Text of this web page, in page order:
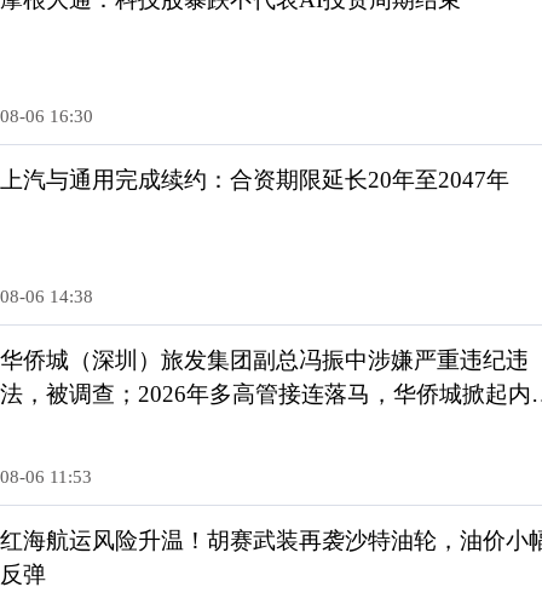
08-06 16:30
上汽与通用完成续约：合资期限延长20年至2047年
08-06 14:38
华侨城（深圳）旅发集团副总冯振中涉嫌严重违纪违
法，被调查；2026年多高管接连落马，华侨城掀起内
08-06 11:53
红海航运风险升温！胡赛武装再袭沙特油轮，油价小
反弹